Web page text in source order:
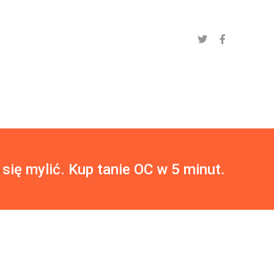
mylić. Kup tanie OC w 5 minut.